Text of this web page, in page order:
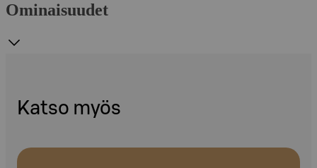
Ominaisuudet
Katso myös